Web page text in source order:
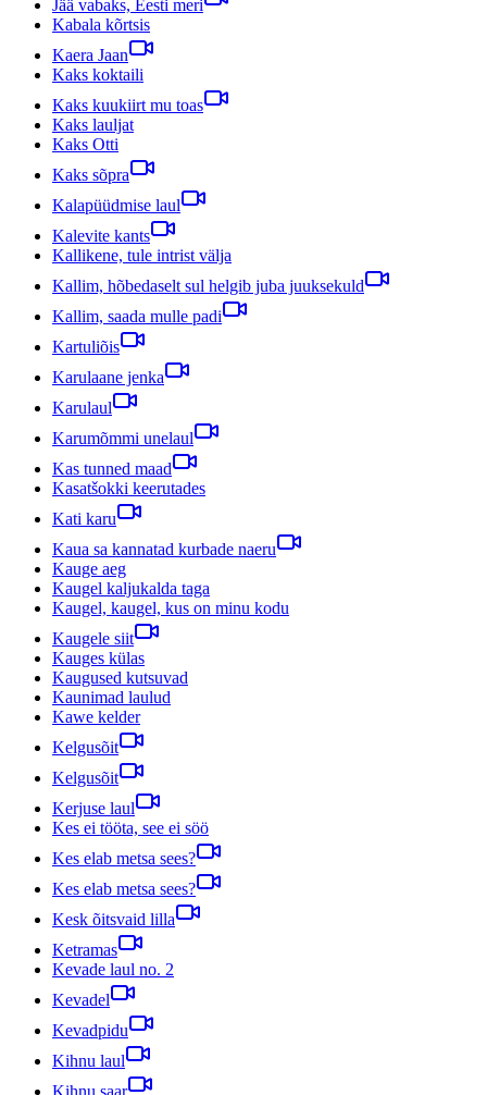
Jää vabaks, Eesti meri
Kabala kõrtsis
Kaera Jaan
Kaks koktaili
Kaks kuukiirt mu toas
Kaks lauljat
Kaks Otti
Kaks sõpra
Kalapüüdmise laul
Kalevite kants
Kallikene, tule intrist välja
Kallim, hõbedaselt sul helgib juba juuksekuld
Kallim, saada mulle padi
Kartuliõis
Karulaane jenka
Karulaul
Karumõmmi unelaul
Kas tunned maad
Kasatšokki keerutades
Kati karu
Kaua sa kannatad kurbade naeru
Kauge aeg
Kaugel kaljukalda taga
Kaugel, kaugel, kus on minu kodu
Kaugele siit
Kauges külas
Kaugused kutsuvad
Kaunimad laulud
Kawe kelder
Kelgusõit
Kelgusõit
Kerjuse laul
Kes ei tööta, see ei söö
Kes elab metsa sees?
Kes elab metsa sees?
Kesk õitsvaid lilla
Ketramas
Kevade laul no. 2
Kevadel
Kevadpidu
Kihnu laul
Kihnu saar